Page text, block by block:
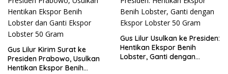
Gus Lilur Kirim Surat ke
Presiden Prabowo, Usulkan
Hentikan Ekspor Benih
Gus Lilur Usulkan ke Presiden:
Hentikan Ekspor Benih
Lobster, Ganti dengan